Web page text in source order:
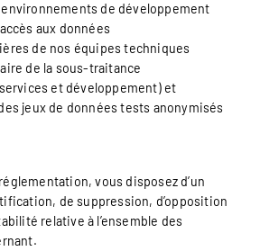
de développement
aux données
de nos équipes techniques
de la sous-traitance
et développement) et
jeux de données tests anonymisés
vous disposez d’un
de suppression, d’opposition
relative à l’ensemble des